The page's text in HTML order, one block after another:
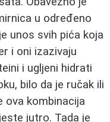
u određeno
unos svih pića koja
i oni izazivaju
i ugljeni hidrati
bilo da je ručak ili
ova kombinacija
jutro. Tada je